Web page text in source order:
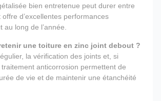
bien entretenue peut durer entre
d’excellentes performances
au long de l’année.
une toiture en zinc joint debout ?
la vérification des joints et, si
anticorrosion permettent de
de vie et de maintenir une étanchéité